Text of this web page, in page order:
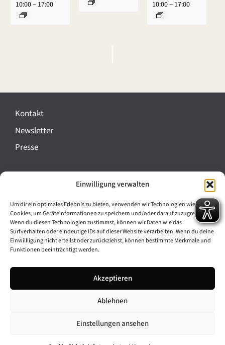
Einwilligung verwalten
Um dir ein optimales Erlebnis zu bieten, verwenden wir Technologien wie
Cookies, um Geräteinformationen zu speichern und/oder darauf zuzugreifen.
Wenn du diesen Technologien zustimmst, können wir Daten wie das
Surfverhalten oder eindeutige IDs auf dieser Website verarbeiten. Wenn du deine
Einwillligung nicht erteilst oder zurückziehst, können bestimmte Merkmale und
Funktionen beeinträchtigt werden.
Akzeptieren
Ablehnen
Einstellungen ansehen
10:00– 17:00
10:00– 17:00
e
a
n
t
l
t
u
g
-
Kontakt
Newsletter
Presse
Cookie-Richtlinie (EU)
Barrierefreiheit